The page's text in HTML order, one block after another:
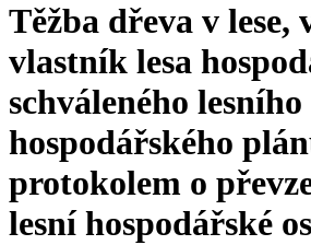
Těžba dřeva v lese,
vlastník lesa
schváleného lesního
hospodářského
protokolem o
lesní hospodářské